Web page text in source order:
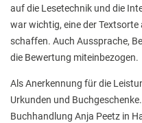
Sitzungen und
Neue
Unsere Schule
auf die Lesetechnik und die
war wichtig, eine der
schaffen. Auch Aussprache,
die Bewertung miteinbezogen.
Als Anerkennung für die
Urkunden und
Buchhandlung Anja Peetz in